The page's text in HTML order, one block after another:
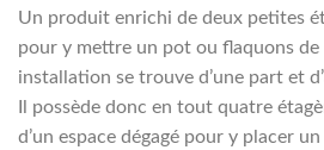
Un produit enrichi de deux petites
pour y mettre un pot ou flaquons de
installation se trouve d’une part et
Il possède donc en tout quatre
d’un espace dégagé pour y placer